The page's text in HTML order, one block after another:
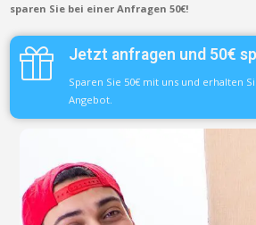
sparen Sie bei einer Anfragen 50€!
Jetzt anfragen und 50€
Sparen Sie 50€ mit uns und erhalten
Angebot.